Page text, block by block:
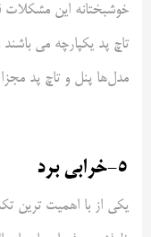
خوشبختانه این مشکلات
تاچ پد یکپارچه می باشند
مدل‌ها پنل و تاچ پد مجزا
5-خرابی برد
یکی از با اهمیت ترین